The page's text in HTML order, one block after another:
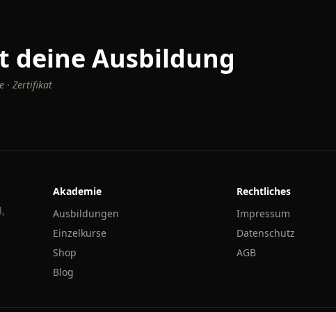
deine Ausbildung
· Zertifikat
Akademie
Ausbildungen
Einzelkurse
Shop
Blog
Rechtliches
Impressum
Datenschutz
AGB